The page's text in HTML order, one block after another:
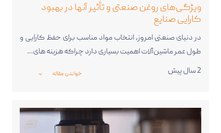
ویژگی‌های روغن‌ صنعتی و تأثیر آنها در بهبود
کارایی صنایع
در دنیای صنعتی امروز، انتخاب مواد مناسب برای حفظ کارایی و
طول عمر ماشین‌آلات اهمیت بسیاری دارد چراکه هزینه های…
2 سال پیش
خواندن مقاله _expand_more_